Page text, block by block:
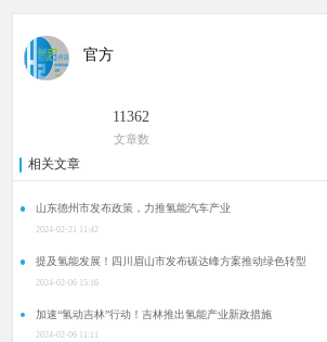
官方
11362
文章数
相关文章
山东德州市发布政策，力推氢能汽车产业
2024-02-21 11:42
提及氢能发展！四川眉山市发布碳达峰方案推动绿色转型
2024-02-06 15:16
加速“氢动吉林”行动！吉林推出氢能产业新政措施
2024-02-06 11:11